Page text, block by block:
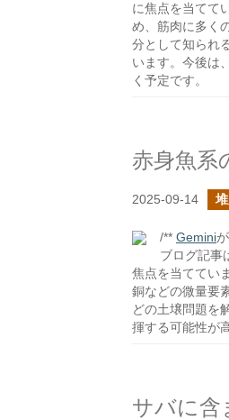
に焦点を当てて
め、筋肉に多く
分として知られ
います。今後は
く予定です。
赤身魚系
2025-09-14
/** Gemini
ブログ記事
焦点を当ててい
銅などの微量要
どの土壌問題を
揮する可能性が
サバに含